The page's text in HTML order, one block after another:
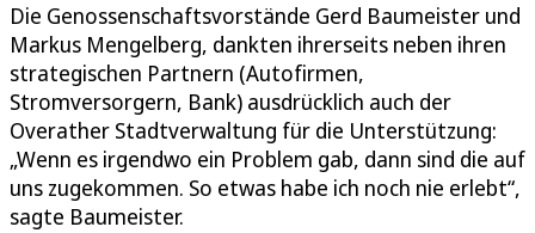
Die Genossenschaftsvorstände Gerd Baumeister und
Markus Mengelberg, dankten ihrerseits neben ihren
strategischen Partnern (Autofirmen,
Stromversorgern, Bank) ausdrücklich auch der
Overather Stadtverwaltung für die Unterstützung:
„Wenn es irgendwo ein Problem gab, dann sind die auf
uns zugekommen. So etwas habe ich noch nie erlebt“,
sagte Baumeister.